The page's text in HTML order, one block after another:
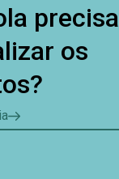
precisa
os